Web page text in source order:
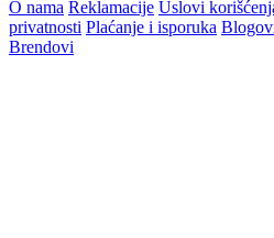
O nama Reklamacije Uslovi
privatnosti Plaćanje i isporuka
Brendovi